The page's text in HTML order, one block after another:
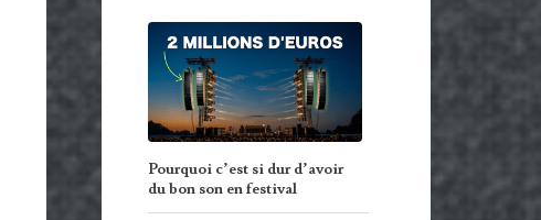
Pourquoi c’est si dur d’avoir
du bon son en festival